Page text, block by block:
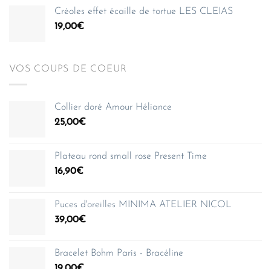
Créoles effet écaille de tortue LES CLEIAS
19,00€
VOS COUPS DE COEUR
Collier doré Amour Héliance
25,00€
Plateau rond small rose Present Time
16,90€
Puces d'oreilles MINIMA ATELIER NICOL
39,00€
Bracelet Bohm Paris - Bracéline